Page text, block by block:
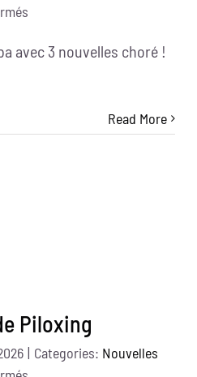
sur
vidéo
avec 3 nouvelles choré !
Read More
Piloxing
| Categories: Nouvelles